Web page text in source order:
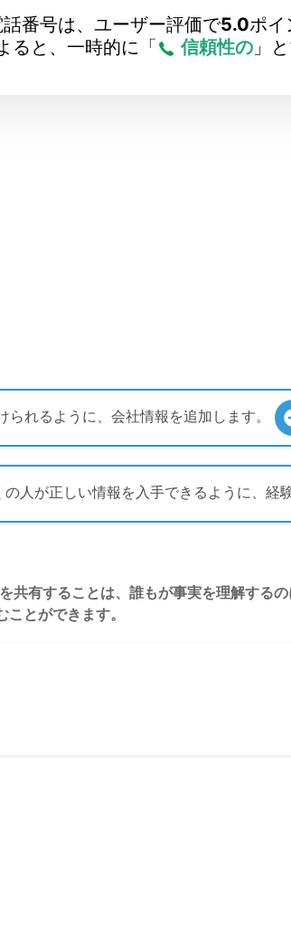
番号は、ユーザー評価で5.0ポイ
ると、一時的に「
信頼性の 」
れるように、会社情報を追加します。
人が正しい情報を入手できるように、経
有することは、誰もが事実を理解す
とができます。